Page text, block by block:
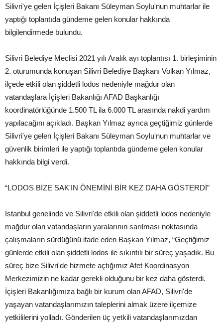
Silivri'ye gelen İçişleri Bakanı Süleyman Soylu'nun muhtarlar ile
yaptığı toplantıda gündeme gelen konular hakkında
bilgilendirmede bulundu.
Silivri Belediye Meclisi 2021 yılı Aralık ayı toplantısı 1. birleşiminin
2. oturumunda konuşan Silivri Belediye Başkanı Volkan Yılmaz,
ilçede etkili olan şiddetli lodos nedeniyle mağdur olan
vatandaşlara İçişleri Bakanlığı AFAD Başkanlığı
koordinatörlüğünde 1.500 TL ila 6.000 TL arasında nakdi yardım
yapılacağını açıkladı. Başkan Yılmaz ayrıca geçtiğimiz günlerde
Silivri'ye gelen İçişleri Bakanı Süleyman Soylu'nun muhtarlar ve
güvenlik birimleri ile yaptığı toplantıda gündeme gelen konular
hakkında bilgi verdi.
“LODOS BİZE SAK'IN ÖNEMİNİ BİR KEZ DAHA GÖSTERDİ”
İstanbul genelinde ve Silivri'de etkili olan şiddetli lodos nedeniyle
mağdur olan vatandaşların yaralarının sarılması noktasında
çalışmaların sürdüğünü ifade eden Başkan Yılmaz, “Geçtiğimiz
günlerde etkili olan şiddetli lodos ile sıkıntılı bir süreç yaşadık. Bu
süreç bize Silivri'de hizmete açtığımız Afet Koordinasyon
Merkezimizin ne kadar gerekli olduğunu bir kez daha gösterdi.
İçişleri Bakanlığımıza bağlı bir kurum olan AFAD, Silivri'de
yaşayan vatandaşlarımızın taleplerini almak üzere ilçemize
yetkililerini yolladı. Gönderilen üç yetkili vatandaşlarımızdan